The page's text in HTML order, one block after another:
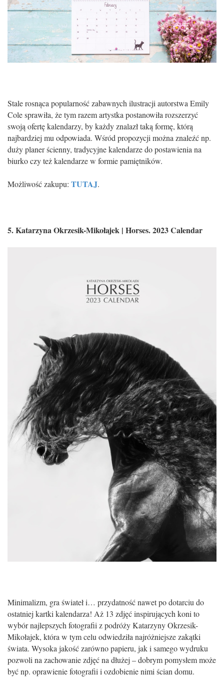
Stale rosnąca popularność zabawnych ilustracji autorstwa Emily
Cole sprawiła, że tym razem artystka postanowiła rozszerzyć
swoją ofertę kalendarzy, by każdy znalazł taką formę, którą
najbardziej mu odpowiada. Wśród propozycji można znaleźć np.
duży planer ścienny, tradycyjne kalendarze do postawienia na
biurko czy też kalendarze w formie pamiętników.
Możliwość zakupu: TUTAJ.
5.Katarzyna Okrzesik-Mikołajek | Horses. 2023 Calendar
Minimalizm, gra świateł i… przydatność nawet po dotarciu do
ostatniej kartki kalendarza! Aż 13 zdjęć inspirujących koni to
wybór najlepszych fotografii z podróży Katarzyny Okrzesik-
Mikołajek, która w tym celu odwiedziła najróżniejsze zakątki
świata. Wysoka jakość zarówno papieru, jak i samego wydruku
pozwoli na zachowanie zdjęć na dłużej – dobrym pomysłem może
być np. oprawienie fotografii i ozdobienie nimi ścian domu.